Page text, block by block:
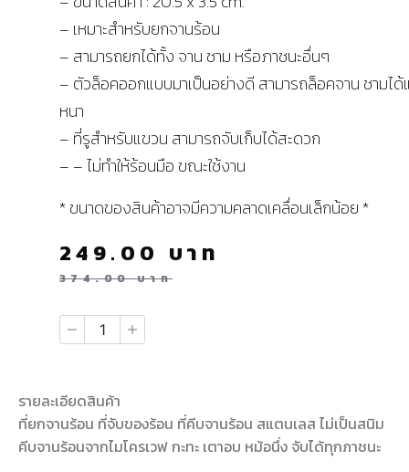
– เหมาะสำหรับยกจานร้อน
– สามารถยกได้ทั้ง จาน ชาม หรือภาชนะอื่นๆ
– ตัวล็อคออกแบบมาเป็นอย่างดี สามารถล็อคจาน ชามไ
หนา
– ที่รูสำหรับแขวน สามารถจับเก็บได้สะดวก
– – ไม่ทำให้ร้อนมือ ขณะใช้งาน
* ขนาดของสินค้าอาจมีความคลาดเคลื่อนเล็กน้อย *
374.00บาท
249.00 บาท
รายละเอียดสินค้า
ที่ยกจานร้อน ที่จับของร้อน ที่คีบจานร้อน สแตนเลส ไม่เป็นสนิม
คีบจานร้อนจากไมโครเวฟ กะทะ เตาอบ หม้อนึ่ง จับได้ทุกภาชนะ